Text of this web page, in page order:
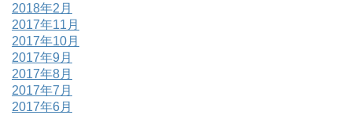
2018年2月
2017年11月
2017年10月
2017年9月
2017年8月
2017年7月
2017年6月